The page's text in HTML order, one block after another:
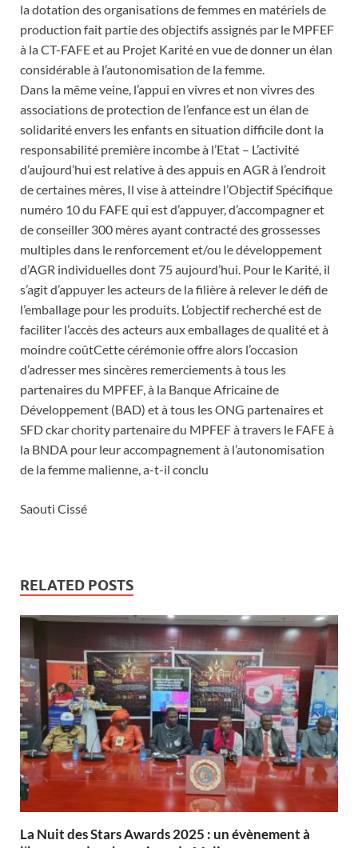
la dotation des organisations de femmes en matériels de
production fait partie des objectifs assignés par le MPFEF
à la CT-FAFE et au Projet Karité en vue de donner un élan
considérable à l’autonomisation de la femme.
Dans la même veine, l’appui en vivres et non vivres des
associations de protection de l’enfance est un élan de
solidarité envers les enfants en situation difficile dont la
responsabilité première incombe à l’Etat – L’activité
d’aujourd’hui est relative à des appuis en AGR à l’endroit
de certaines mères, Il vise à atteindre l’Objectif Spécifique
numéro 10 du FAFE qui est d’appuyer, d’accompagner et
de conseiller 300 mères ayant contracté des grossesses
multiples dans le renforcement et/ou le développement
d’AGR individuelles dont 75 aujourd’hui. Pour le Karité, il
s’agit d’appuyer les acteurs de la filière à relever le défi de
l’emballage pour les produits. L’objectif recherché est de
faciliter l’accès des acteurs aux emballages de qualité et à
moindre coûtCette cérémonie offre alors l’occasion
d’adresser mes sincères remerciements à tous les
partenaires du MPFEF, à la Banque Africaine de
Développement (BAD) et à tous les ONG partenaires et
SFD ckar chority partenaire du MPFEF à travers le FAFE à
la BNDA pour leur accompagnement à l’autonomisation
de la femme malienne, a-t-il conclu
Saouti Cissé
RELATED POSTS
‎La Nuit des Stars Awards 2025 : un évènement à